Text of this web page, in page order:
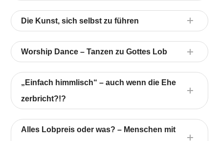
Die Kunst, sich selbst zu führen
Worship Dance – Tanzen zu Gottes Lob
„Einfach himmlisch“ – auch wenn die Ehe
zerbricht?!?
Alles Lobpreis oder was? – Menschen mit